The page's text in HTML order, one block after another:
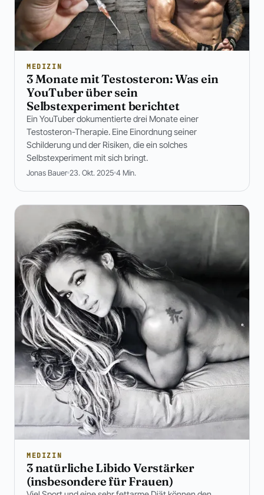
MEDIZIN
3 Monate mit Testosteron: Was ein
YouTuber über sein
Selbstexperiment berichtet
Ein YouTuber dokumentierte drei Monate einer
Testosteron-Therapie. Eine Einordnung seiner
Schilderung und der Risiken, die ein solches
Selbstexperiment mit sich bringt.
Jonas Bauer 23. Okt. 2025 4 Min.
MEDIZIN
3 natürliche Libido Verstärker
(insbesondere für Frauen)